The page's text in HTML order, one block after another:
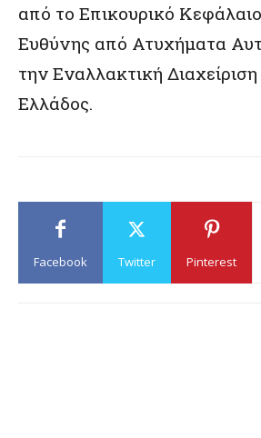
από το Επικουρικό
Ευθύνης από Ατυχήματα
την Εναλλακτική
Ελλάδος.
Facebook Twitter Pinterest